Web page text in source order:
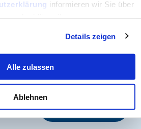
informieren wir Sie über
Details zeigen
Alle zulassen
Ablehnen
den möglicherweise
voraus.
Jetzt anmelden